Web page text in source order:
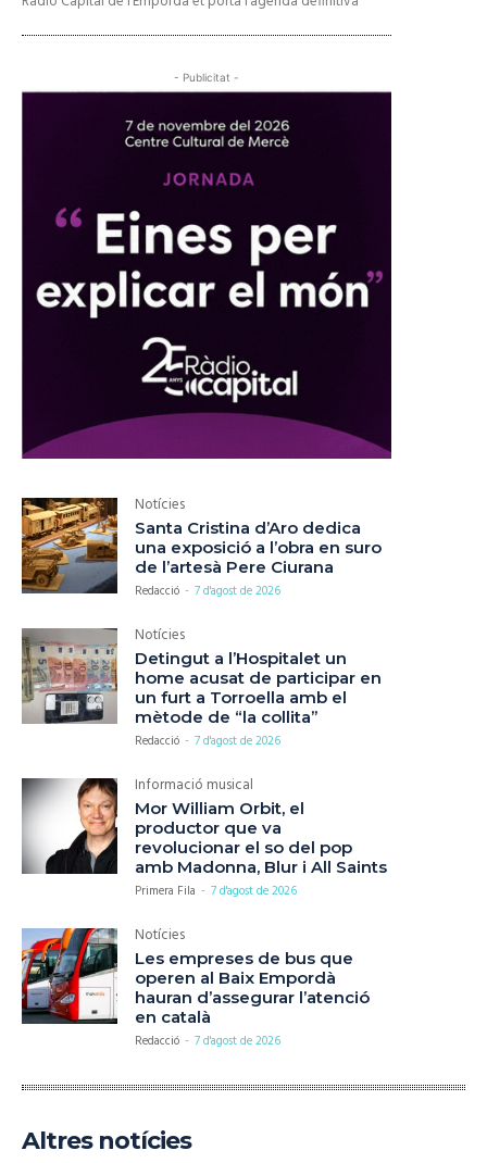
- Publicitat -
Notícies
Santa Cristina d’Aro dedica
una exposició a l’obra en suro
de l’artesà Pere Ciurana
Redacció - 7 d'agost de 2026
Notícies
Detingut a l’Hospitalet un
home acusat de participar en
un furt a Torroella amb el
mètode de “la collita”
Redacció - 7 d'agost de 2026
Informació musical
Mor William Orbit, el
productor que va
revolucionar el so del pop
amb Madonna, Blur i All Saints
Primera Fila - 7 d'agost de 2026
Notícies
Les empreses de bus que
operen al Baix Empordà
hauran d’assegurar l’atenció
en català
Redacció - 7 d'agost de 2026
Altres notícies